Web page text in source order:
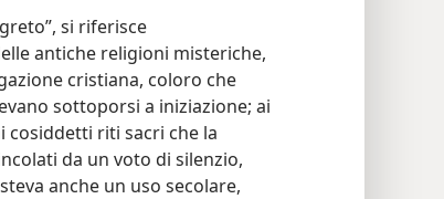
si riferisce
antiche religioni misteriche,
cristiana, coloro che
sottoporsi a iniziazione; ai
cosiddetti riti sacri che la
da un voto di silenzio,
anche un uso secolare,